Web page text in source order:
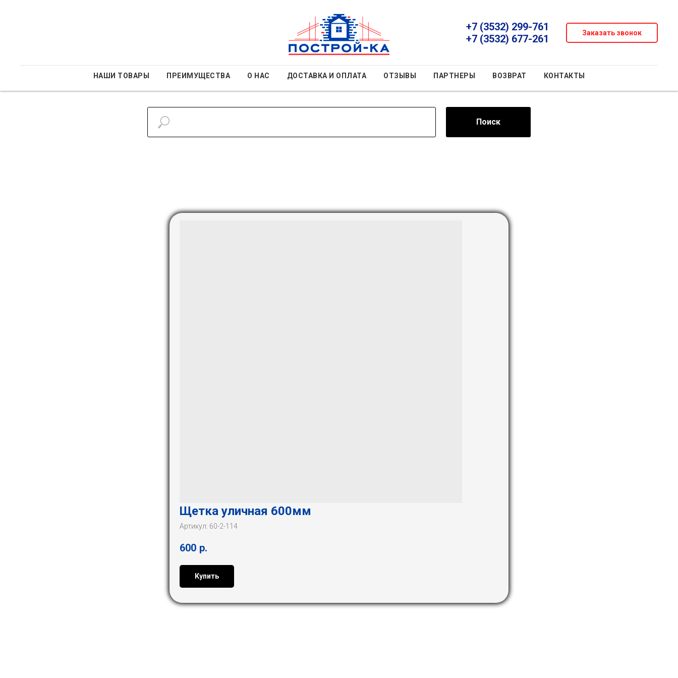
+7 (3532) 299-761
+7 (3532) 677-261
Заказать звонок
НАШИ ТОВАРЫ ПРЕИМУЩЕСТВА О НАС ДОСТАВКА И ОПЛАТА ОТЗЫВЫ ПАРТНЕРЫ ВОЗВРАТ КОНТАКТЫ
Поиск
Щетка уличная 600мм
Артикул: 60-2-114
600 р.
Купить